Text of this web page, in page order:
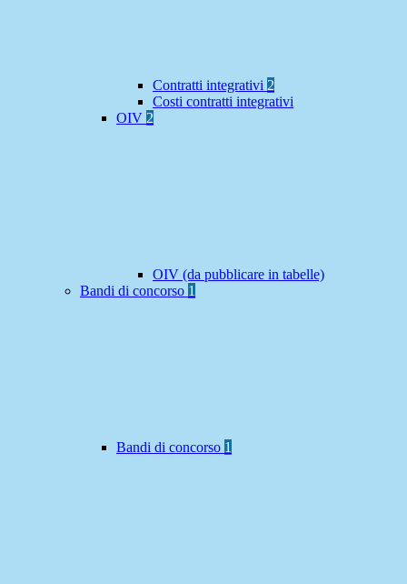
Contratti integrativi 2
Costi contratti integrativi
OIV 2
OIV (da pubblicare in tabelle)
Bandi di concorso 1
Bandi di concorso 1